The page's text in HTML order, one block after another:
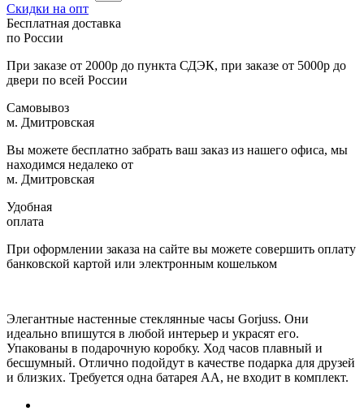
Скидки на опт
Бесплатная доставка
по России
При заказе от 2000р до пункта СДЭК, при заказе от 5000р до
двери по всей России
Самовывоз
м. Дмитровская
Вы можете бесплатно забрать ваш заказ из нашего офиса, мы
находимся недалеко от
м. Дмитровская
Удобная
оплата
При оформлении заказа на сайте вы можете совершить оплату
банковской картой или электронным кошельком
Элегантные настенные стеклянные часы Gorjuss. Они
идеально впишутся в любой интерьер и украсят его.
Упакованы в подарочную коробку. Ход часов плавный и
бесшумный. Отлично подойдут в качестве подарка для друзей
и близких. Требуется одна батарея AA, не входит в комплект.